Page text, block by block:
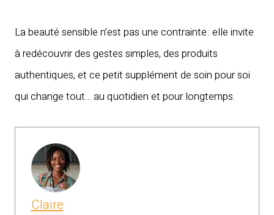
La beauté sensible n’est pas une contrainte : elle invite
à redécouvrir des gestes simples, des produits
authentiques, et ce petit supplément de soin pour soi
qui change tout… au quotidien et pour longtemps.
Claire